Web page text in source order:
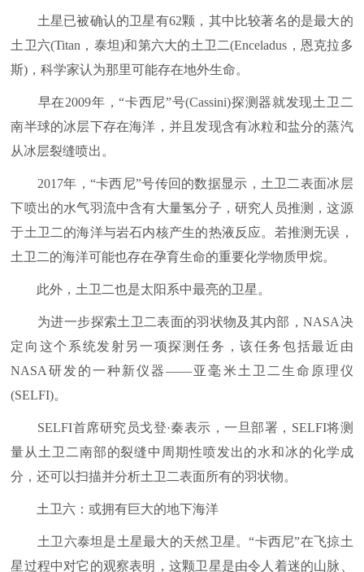
土星已被确认的卫星有62颗，其中比较著名的是最大的
土卫六(Titan，泰坦)和第六大的土卫二(Enceladus，恩克拉多
斯)，科学家认为那里可能存在地外生命。
早在2009年，“卡西尼”号(Cassini)探测器就发现土卫二
南半球的冰层下存在海洋，并且发现含有冰粒和盐分的蒸汽
从冰层裂缝喷出。
2017年，“卡西尼”号传回的数据显示，土卫二表面冰层
下喷出的水气羽流中含有大量氢分子，研究人员推测，这源
于土卫二的海洋与岩石内核产生的热液反应。若推测无误，
土卫二的海洋可能也存在孕育生命的重要化学物质甲烷。
此外，土卫二也是太阳系中最亮的卫星。
为进一步探索土卫二表面的羽状物及其内部，NASA决
定向这个系统发射另一项探测任务，该任务包括最近由
NASA研发的一种新仪器——亚毫米土卫二生命原理仪
(SELFI)。
SELFI首席研究员戈登·秦表示，一旦部署，SELFI将测
量从土卫二南部的裂缝中周期性喷发出的水和冰的化学成
分，还可以扫描并分析土卫二表面所有的羽状物。
土卫六：或拥有巨大的地下海洋
土卫六泰坦是土星最大的天然卫星。“卡西尼”在飞掠土
星过程中对它的观察表明，这颗卫星是由令人着迷的山脉、